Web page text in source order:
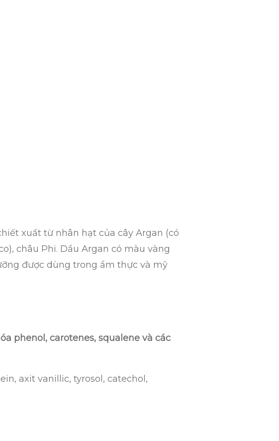
xuất từ nhân hạt của cây Argan (có
châu Phi. Dầu Argan có màu vàng
được dùng trong ẩm thực và mỹ
phenol, carotenes, squalene và các
axit vanillic, tyrosol, catechol,